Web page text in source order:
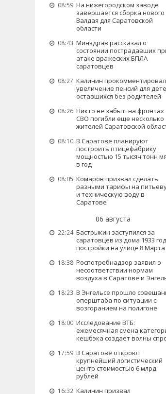
08:59 На нижегородском заводе
завершается сборка нового
Валдая для Саратовской
области
08:43 Минздрав рассказал о
состоянии пострадавших
атаке вражеских БПЛА
саратовцев
08:27 Калинин прокомментировал
увеличение пенсий для
оставшихся без родителей
08:26 Никто не забыт: на фронтах
СВО погибли еще несколько
жителей Саратовской
08:10 В Саратове планируют
построить птицефабрику
мощностью 15 тысяч тонн
в год
08:05 Комаров призвал сделать
разными тарифы на
и техническую воду в
Саратове
06 августа
22:24 Бастрыкин заступился за
саратовцев из дома 1933
постройки на улице 8 Марта
18:38 Роспотребнадзор заявил о
несоответствии нормам
воздуха в Саратове и
18:23 В Энгельсе прошло
оперштаба по ситуации с
возгоранием на полигоне
18:00 Исследование ВТБ:
ежемесячная смена
кешбэка создает волны
17:59 В Саратове откроют
крупнейший логистический
центр стоимостью 6 млрд
рублей
16:32 Калинин призвал